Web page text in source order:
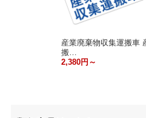
産業廃棄物収集運搬車
搬…
2,380円～